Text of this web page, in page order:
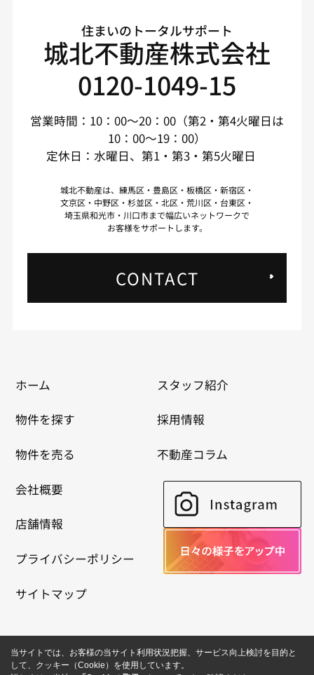
住まいのトータルサポート
城北不動産株式会社
0120-1049-15
営業時間：10：00～20：00（第2・第4火曜日は
10：00～19：00）
定休日：水曜日、第1・第3・第5火曜日
城北不動産は、練馬区・豊島区・板橋区・新宿区・
文京区・中野区・杉並区・北区・荒川区・台東区・
埼玉県和光市・川口市まで幅広いネットワークで
お客様をサポートします。
CONTACT
ホーム
物件を探す
物件を売る
会社概要
店舗情報
プライバシーポリシー
サイトマップ
スタッフ紹介
採用情報
不動産コラム
当サイトでは、お客様の当サイト利用状況把握、サービス向上検討を目的と
して、クッキー（Cookie）を使用しています。